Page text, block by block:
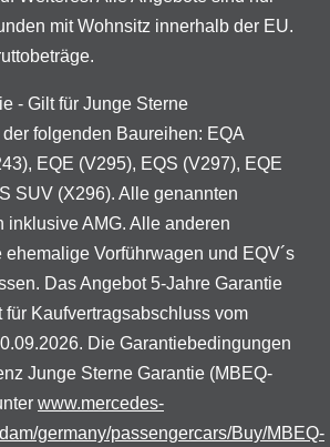
mit Wohnsitz innerhalb der EU.
- Gilt für Junge Sterne
folgenden Baureihen: EQA
EQE (V295), EQS (V297), EQE
SUV (X296). Alle genannten
inklusive AMG. Alle anderen
Vorführwagen und EQV´s
Das Angebot 5-Jahre Garantie
für Kaufvertragsabschluss vom
Die Garantiebedingungen
Junge Sterne Garantie (MBEQ-
www.mercedes-
germany/passengercars/Buy/MBEQ-